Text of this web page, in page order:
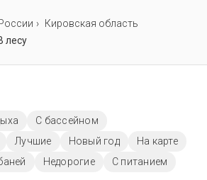
Кировская область
лесу
С бассейном
Лучшие Новый год
На карте
Недорогие С питанием